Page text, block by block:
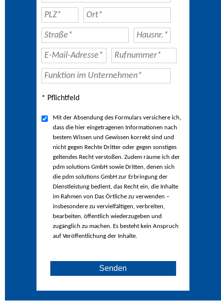
* Pflichtfeld
Mit der Absendung des Formulars versichere ich,
dass die hier eingetragenen Informationen nach
bestem Wissen und Gewissen korrekt sind und
nicht gegen Rechte Dritter oder gegen sonstiges
geltendes Recht verstoßen. Zudem räume ich der
pdm solutions GmbH sowie Dritten, denen sich
die pdm solutions GmbH zur Erbringung der
Dienstleistung bedient, das Recht ein, die Inhalte
im Rahmen von Das Örtliche zu verwenden –
insbesondere zu vervielfältigen, verbreiten,
bearbeiten, öffentlich wiederzugeben und
zugänglich zu machen. Es besteht kein Anspruch
auf Veröffentlichung der Inhalte.
Senden